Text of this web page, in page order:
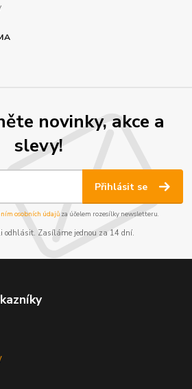
novinky, akce a
slevy!
Přihlásit se
osobních údajůza účelem rozesílky newsletteru.
odhlásit. Zasíláme jednou za 14 dní.